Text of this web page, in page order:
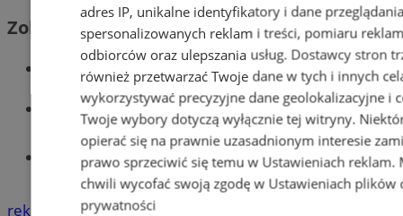
Zobacz również
Wiadomości kryminalne w Wodzisławiu
Wiadomości lokalne
Tworzenie stron www - Wodzisław
Śląski
reklama
adres IP, unikalne identyfikatory i dane
spersonalizowanych reklam i treści, pomiaru
odbiorców oraz ulepszania usług. Dostawcy stron
również przetwarzać Twoje dane w tych i innych
wykorzystywać precyzyjne dane geolokalizacyjne i
Twoje wybory dotyczą wyłącznie tej witryny.
opierać się na prawnie uzasadnionym interesie
prawo sprzeciwić się temu w Ustawieniach reklam.
chwili wycofać swoją zgodę w Ustawieniach plików
prywatności